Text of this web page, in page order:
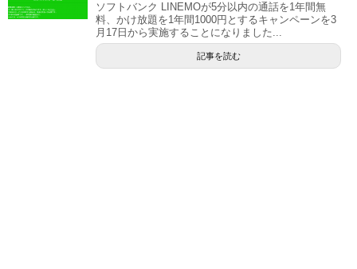
ソフトバンク LINEMOが5分以内の通話を1年間無
料、かけ放題を1年間1000円とするキャンペーンを3
月17日から実施することになりました...
記事を読む